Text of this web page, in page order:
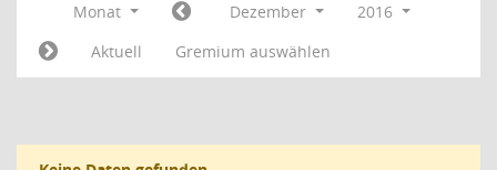
Monat Dezember
2016
Aktuell
Gremium auswählen